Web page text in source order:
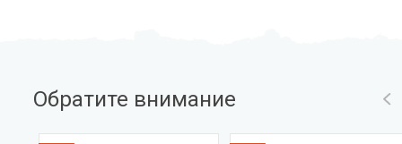
Обратите внимание